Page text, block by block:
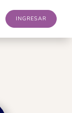
INGRESAR